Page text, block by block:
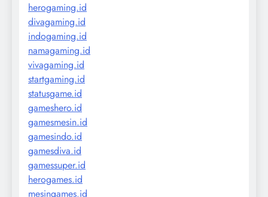
herogaming.id
divagaming.id
indogaming.id
namagaming.id
vivagaming.id
startgaming.id
statusgame.id
gameshero.id
gamesmesin.id
gamesindo.id
gamesdiva.id
gamessuper.id
herogames.id
mesingames.id